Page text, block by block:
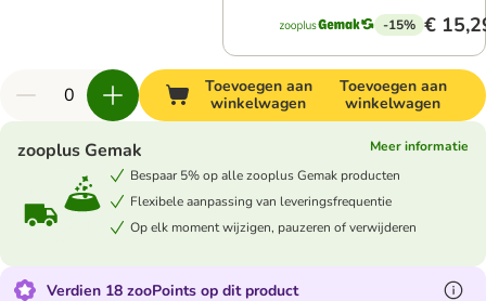
-15% €
Toevoegen aan
winkelwagen
Toevoegen aan
winkelwagen
zooplus Gemak
Meer informatie
Bespaar 5% op alle zooplus Gemak producten
Flexibele aanpassing van leveringsfrequentie
Op elk moment wijzigen, pauzeren of verwijderen
Verdien 18 zooPoints op dit product